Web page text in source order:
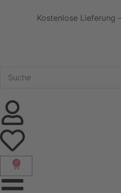
Kostenlose Lieferung
0